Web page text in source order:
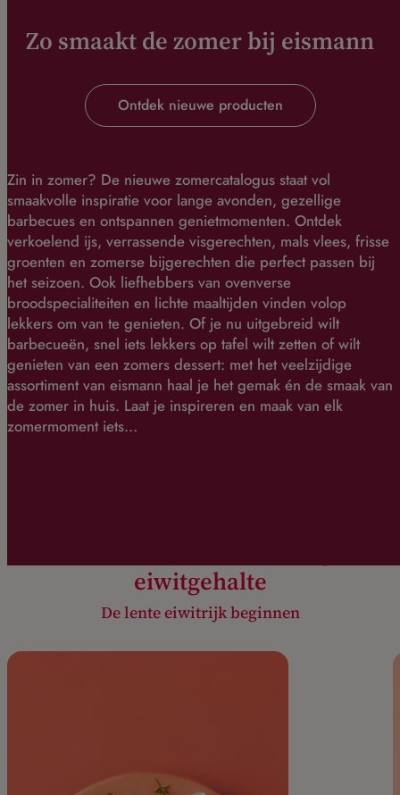
Zo smaakt de zomer bij eismann
Ontdek nieuwe producten
Zin in zomer? De nieuwe zomercatalogus staat vol
smaakvolle inspiratie voor lange avonden, gezellige
barbecues en ontspannen genietmomenten. Ontdek
verkoelend ijs, verrassende visgerechten, mals vlees, frisse
groenten en zomerse bijgerechten die perfect passen bij
het seizoen. Ook liefhebbers van ovenverse
broodspecialiteiten en lichte maaltijden vinden volop
lekkers om van te genieten. Of je nu uitgebreid wilt
barbecueën, snel iets lekkers op tafel wilt zetten of wilt
genieten van een zomers dessert: met het veelzijdige
assortiment van eismann haal je het gemak én de smaak van
de zomer in huis. Laat je inspireren en maak van elk
zomermoment iets…
eiwitgehalte
De lente eiwitrijk beginnen